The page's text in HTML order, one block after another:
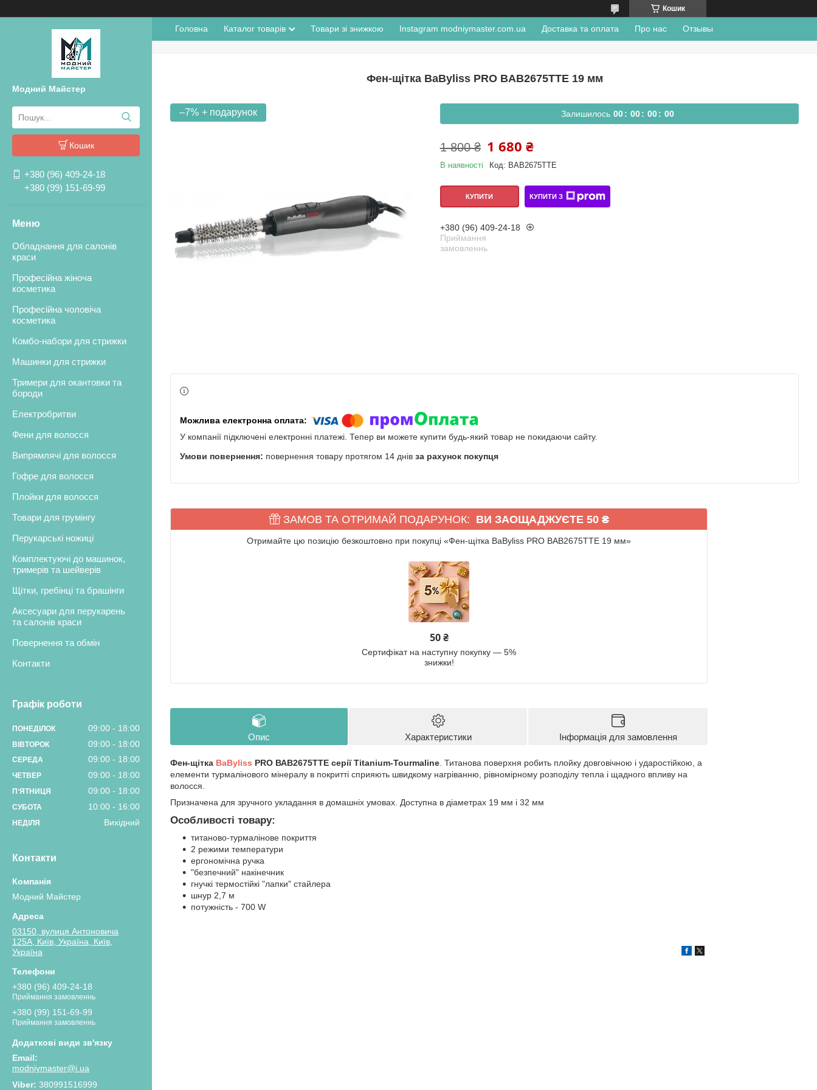
Кошик
Модний Майстер
Кошик
+380 (96) 409-24-18
+380 (99) 151-69-99
Обладнання для салонів
краси
Професійна жіноча
косметика
Професійна чоловіча
косметика
Комбо-набори для стрижки
Машинки для стрижки
Тримери для окантовки та
бороди
Електробритви
Фени для волосся
Випрямлячі для волосся
Гофре для волосся
Плойки для волосся
Товари для грумінгу
Перукарські ножиці
Комплектуючі до машинок,
тримерів та шейверів
Щітки, гребінці та брашінги
Аксесуари для перукарень
та салонів краси
Повернення та обмін
Контакти
Графік роботи
ПОНЕДІЛОК 09:00 18:00
ВІВТОРОК 09:00 18:00
СЕРЕДА 09:00 18:00
ЧЕТВЕР 09:00 18:00
ПʼЯТНИЦЯ 09:00 18:00
СУБОТА 10:00 16:00
НЕДІЛЯ Вихідний
Контакти
Модний Майстер
03150, вулиця Антоновича
125А, Київ, Україна, Київ,
Україна
+380 (96) 409-24-18
Приймання замовленнь
+380 (99) 151-69-99
Приймання замовленнь
modniymaster@i.ua
380991516999
Головна Каталог товарів Товари зі знижкою Instagram modniymaster.com.ua Доставка та оплата Про нас Отзывы
Фен-щітка BaByliss PRO BAB2675TTE 19 мм
–7% Залишилось 00 00 00 00
1 800 ₴ 1 680 ₴
В наявності Код: BAB2675TTE
КУПИТИ КУПИТИ З
+380 (96) 409-24-18
Приймання
замовленнь
У компанії підключені електронні платежі. Тепер ви можете купити будь-який товар не покидаючи сайту.
повернення товару протягом 14 днів за рахунок покупця
ЗАМОВ ТА ОТРИМАЙ ПОДАРУНОК ВИ ЗАОЩАДЖУЄТЕ 50 ₴
Отримайте цю позицію безкоштовно при покупці «Фен-щітка BaByliss PRO BAB2675TTE 19 мм»
50 ₴
Сертифікат на наступну покупку — 5%
знижки!
Опис Характеристики Інформація для замовлення
Фен-щітка BaByliss PRO ВАВ2675TTE серії Titanium-Tourmaline . Титанова поверхня робить плойку довговічною і ударостійкою, а
елементи турмалінового мінералу в покритті сприяють швидкому нагріванню, рівномірному розподілу тепла і щадного впливу на
волосся.
Призначена для зручного укладання в домашніх умовах. Доступна в діаметрах 19 мм і 32 мм
Особливості товару:
титаново-турмалінове покриття
2 режими температури
ергономічна ручка
"безпечний" накінечник
гнучкі термостійкі "лапки" стайлера
шнур 2,7 м
потужність - 700 W